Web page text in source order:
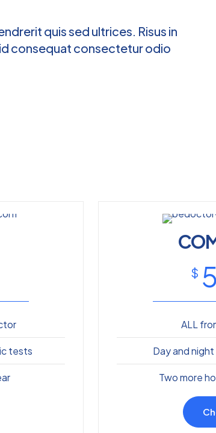
quis sed ultrices. Risus in
consequat consectetur odio
tests
$
ALL
Day and
Two more